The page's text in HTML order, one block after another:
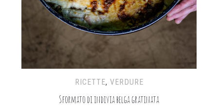
RICETTE, VERDURE
Sformato di indivia belga gratinata